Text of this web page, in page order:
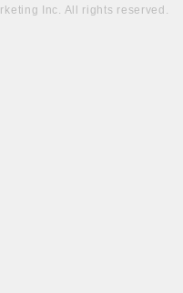
Inc. All rights reserved.